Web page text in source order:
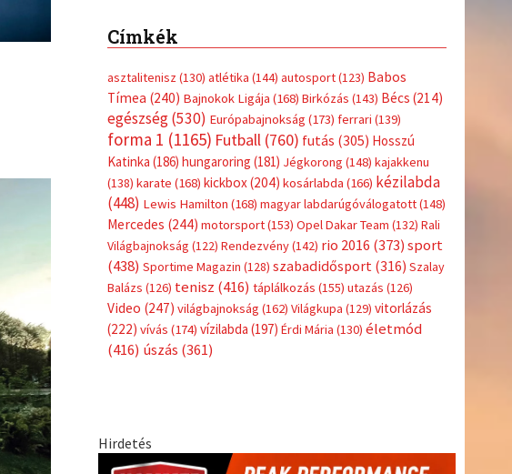
Címkék
asztalitenisz (130) atlétika (144) autosport(123) Babos
Tímea (240) Bajnokok Ligája (168) Birkózás (143) Bécs (214)
egészség(530) Európabajnokság (173) ferrari (139)
forma 1 (1165) Futball(760) futás (305) Hosszú
Katinka (186) hungaroring (181) Jégkorong (148) kajakkenu
(138) karate (168) kickbox(204) kosárlabda (166) kézilabda
(448) Lewis Hamilton (168) magyar labdarúgóválogatott(148)
Mercedes (244) motorsport(153) Opel Dakar Team (132) Rali
Világbajnokság (122) Rendezvény(142) rio 2016 (373) sport
(438) Sportime Magazin (128) szabadidősport (316) Szalay
Balázs (126) tenisz (416) táplálkozás (155) utazás (126)
Video (247) világbajnokság (162) Világkupa (129) vitorlázás
(222) vívás (174) vízilabda (197) Érdi Mária (130) életmód
(416) úszás (361)
Hirdetés